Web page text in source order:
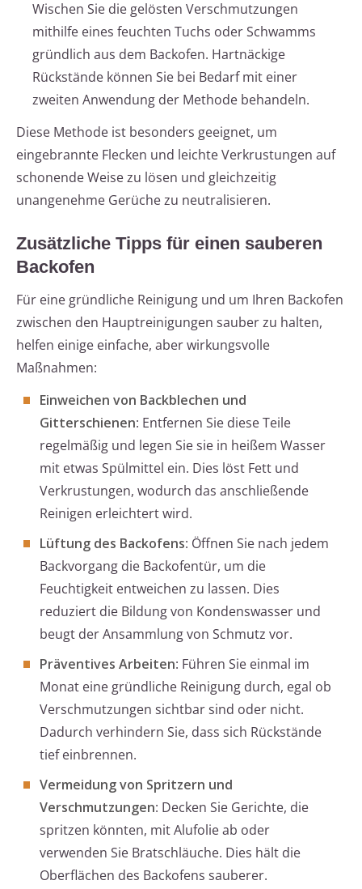
Wischen Sie die gelösten Verschmutzungen
mithilfe eines feuchten Tuchs oder Schwamms
gründlich aus dem Backofen. Hartnäckige
Rückstände können Sie bei Bedarf mit einer
zweiten Anwendung der Methode behandeln.
Diese Methode ist besonders geeignet, um
eingebrannte Flecken und leichte Verkrustungen auf
schonende Weise zu lösen und gleichzeitig
unangenehme Gerüche zu neutralisieren.
Zusätzliche Tipps für einen sauberen
Backofen
Für eine gründliche Reinigung und um Ihren Backofen
zwischen den Hauptreinigungen sauber zu halten,
helfen einige einfache, aber wirkungsvolle
Maßnahmen:
Einweichen von Backblechen und
Gitterschienen: Entfernen Sie diese Teile
regelmäßig und legen Sie sie in heißem Wasser
mit etwas Spülmittel ein. Dies löst Fett und
Verkrustungen, wodurch das anschließende
Reinigen erleichtert wird.
Lüftung des Backofens: Öffnen Sie nach jedem
Backvorgang die Backofentür, um die
Feuchtigkeit entweichen zu lassen. Dies
reduziert die Bildung von Kondenswasser und
beugt der Ansammlung von Schmutz vor.
Präventives Arbeiten: Führen Sie einmal im
Monat eine gründliche Reinigung durch, egal ob
Verschmutzungen sichtbar sind oder nicht.
Dadurch verhindern Sie, dass sich Rückstände
tief einbrennen.
Vermeidung von Spritzern und
Verschmutzungen: Decken Sie Gerichte, die
spritzen könnten, mit Alufolie ab oder
verwenden Sie Bratschläuche. Dies hält die
Oberflächen des Backofens sauberer.